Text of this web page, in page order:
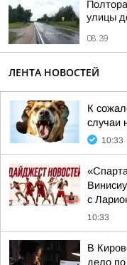
улицы
08:39
ЛЕНТА НОВОСТЕЙ
К
случаи
10:33
с
10:33
В
дело